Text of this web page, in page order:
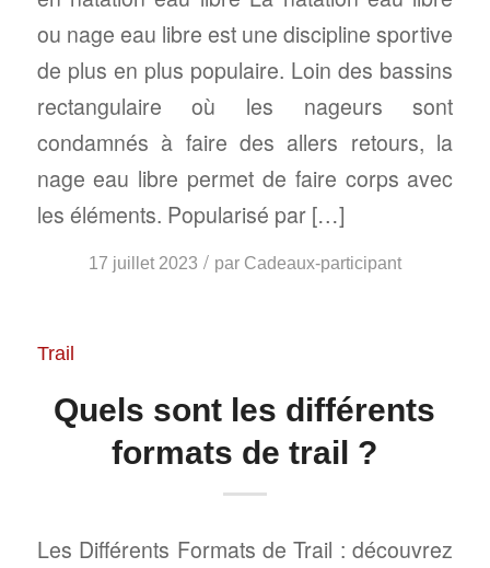
ou nage eau libre est une discipline sportive
de plus en plus populaire. Loin des bassins
rectangulaire où les nageurs sont
condamnés à faire des allers retours, la
nage eau libre permet de faire corps avec
les éléments. Popularisé par […]
17 juillet 2023 / par Cadeaux-participant
Trail
Quels sont les différents
formats de trail ?
Les Différents Formats de Trail : découvrez